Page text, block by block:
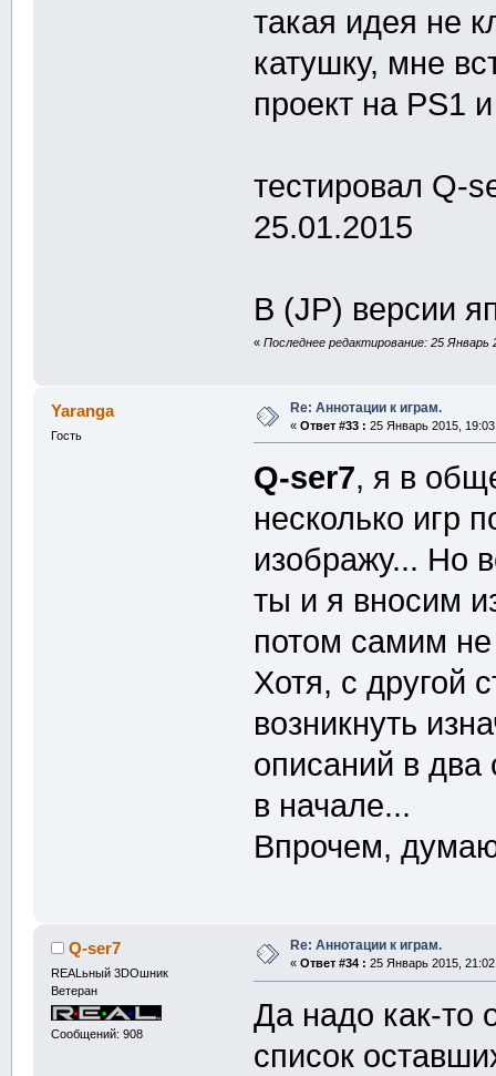
такая идея не
катушку, мне
проект на PS1
тестировал Q-
25.01.2015
В (JP) версии
«Последнее редактирование: 25 Январь
Yaranga
Гость
Re: Аннотации к играм.
« Ответ #33 : 25 Январь 2015,
Q-ser7, я в
несколько игр
изображу... Но
ты и я вносим
потом самим не
Хотя, с другой
возникнуть
описаний в
в начале...
Впрочем,
Q-ser7
REALьный 3DOшник
Ветеран
Сообщений: 908
Re: Аннотации к играм.
« Ответ #34 : 25 Январь 2015,
Да надо как-то
список